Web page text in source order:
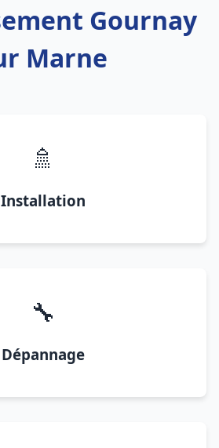
Gournay
Marne
🚿
Installation
🔧
Dépannage